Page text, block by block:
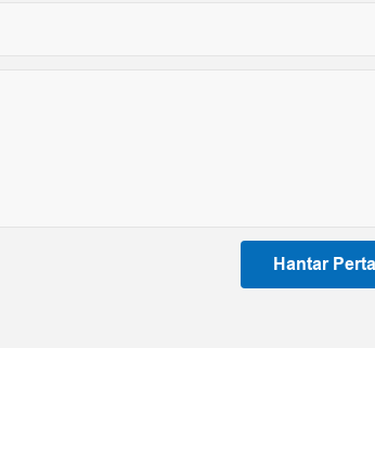
Hantar